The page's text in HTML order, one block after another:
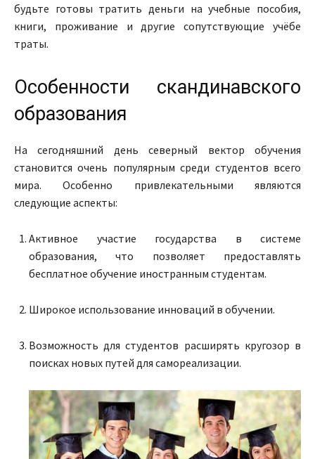
будьте готовы тратить деньги на учебные пособия,
книги, проживание и другие сопутствующие учёбе
траты.
Особенности скандинавского
образования
На сегодняшний день северный вектор обучения
становится очень популярным среди студентов всего
мира. Особенно привлекательными являются
следующие аспекты:
Активное участие государства в системе
образования, что позволяет предоставлять
бесплатное обучение иностранным студентам.
Широкое использование инноваций в обучении.
Возможность для студентов расширять кругозор в
поисках новых путей для самореализации.